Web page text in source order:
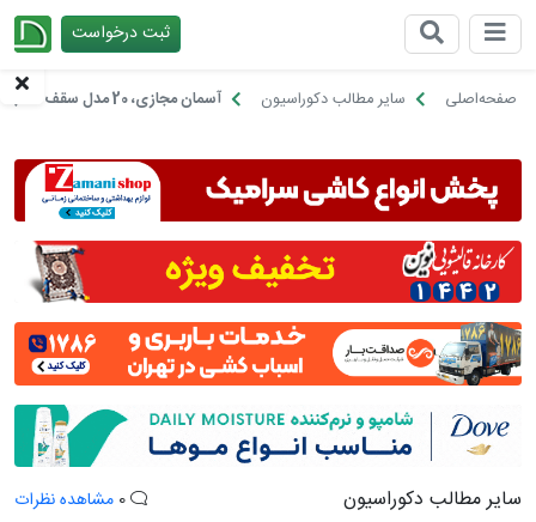
ثبت درخواست
صفحه‌اصلی سایر مطالب دکوراسیون آسمان مجازی، 20 مدل سقف کاذب رویایی!
سایر مطالب دکوراسیون مشاهده نظرات